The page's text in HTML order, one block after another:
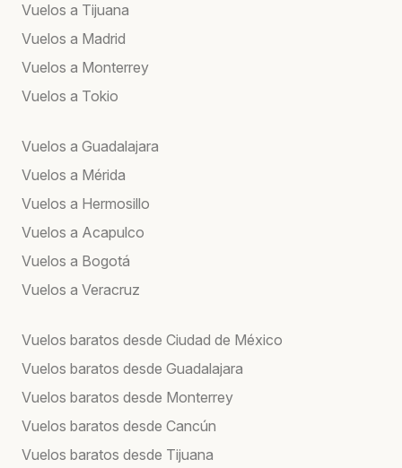
Vuelos a Tijuana
Vuelos a Madrid
Vuelos a Monterrey
Vuelos a Tokio
Vuelos a Guadalajara
Vuelos a Mérida
Vuelos a Hermosillo
Vuelos a Acapulco
Vuelos a Bogotá
Vuelos a Veracruz
Vuelos baratos desde Ciudad de México
Vuelos baratos desde Guadalajara
Vuelos baratos desde Monterrey
Vuelos baratos desde Cancún
Vuelos baratos desde Tijuana